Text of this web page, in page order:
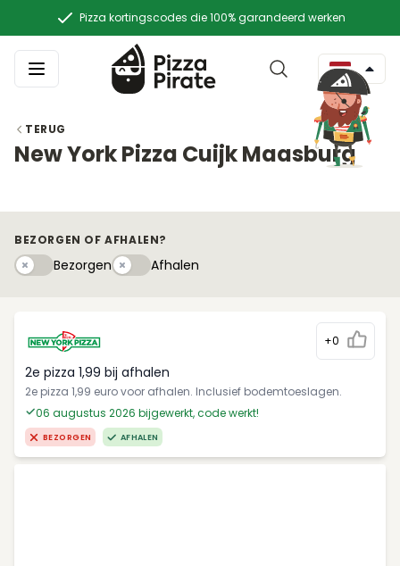
Pizza kortingscodes die 100% garandeerd werken
TERUG
New York Pizza Cuijk Maasburg
BEZORGEN OF AFHALEN?
BezorgenBezorgenAfhalenyAfhalen
+0
2e pizza 1,99 bij afhalen
2e pizza 1,99 euro voor afhalen. Inclusief bodemtoeslagen.
06 augustus 2026 bijgewerkt, code werkt!
BEZORGEN AFHALEN